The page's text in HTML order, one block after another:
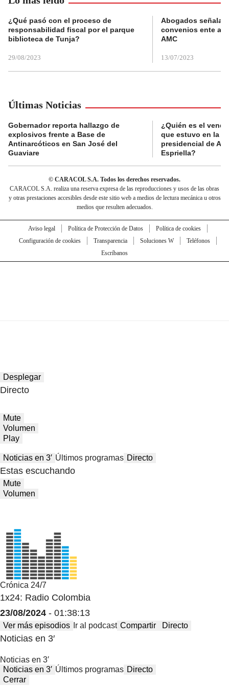
¿Qué pasó con el proceso de
responsabilidad fiscal por el parque
biblioteca de Tunja?
29/08/2023
Abogados
convenios ente
AMC
13/07/2023
Últimas Noticias
Gobernador reporta hallazgo de
explosivos frente a Base de
Antinarcóticos en San José del
Guaviare
¿Quién es el
que estuvo en la
presidencial de
Espriella?
© CARACOL S.A. Todos los derechos reservados.
CARACOL S.A. realiza una reserva expresa de las reproducciones y usos de las obras
y otras prestaciones accesibles desde este sitio web a medios de lectura mecánica u otros
medios que resulten adecuados.
Aviso legal Política de Protección de Datos
Política de cookies
Configuración de cookies
Transparencia Soluciones W
Teléfonos
Escríbanos
Desplegar
Directo
Mute
Volumen
Play
Noticias en 3′ Últimos programas Directo
Estas escuchando
Mute
Volumen
Crónica 24/7
1x24: Radio Colombia
23/08/2024 - 01:38:13
Ver más episodios Ir al podcast Compartir Directo
Noticias en 3′
Noticias en 3′
Noticias en 3′ Últimos programas Directo
Cerrar